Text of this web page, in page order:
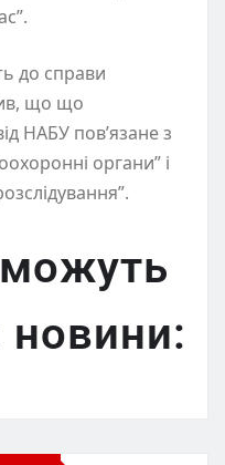
до справи
що що
НАБУ повʼязане з
органи” і
новини: